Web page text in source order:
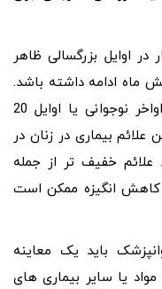
در اوایل بزرگسالی ظاهر
ادامه داشته باشد.
مردان اغلب علائم اولیه بیماری را در اواخر نوجوانی یا اوایل 20
بیماری در زنان در
میابد. علائم خفیف تر از جمله
کاهش انگیزه ممکن است
باید یک معاینه
یا سایر بیماری های